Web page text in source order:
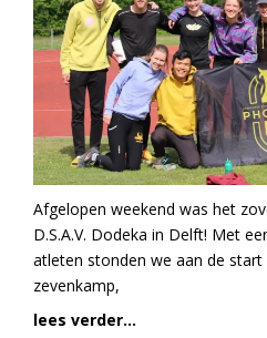
Afgelopen weekend was het
D.S.A.V. Dodeka in Delft! Met
atleten stonden we aan de
zevenkamp,
lees verder...